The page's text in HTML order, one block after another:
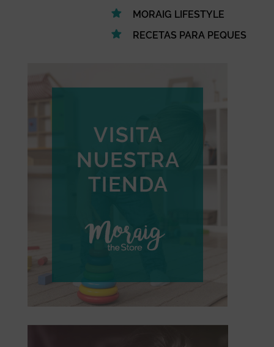
MORAIG LIFESTYLE
RECETAS PARA PEQUES